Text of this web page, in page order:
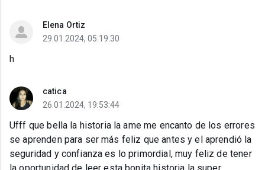
Elena Ortiz
29.01.2024, 05:19:30
h
catica
26.01.2024, 19:53:44
Ufff que bella la historia la ame me encanto de los errores
se aprenden para ser más feliz que antes y el aprendió la
seguridad y confianza es lo primordial, muy feliz de tener